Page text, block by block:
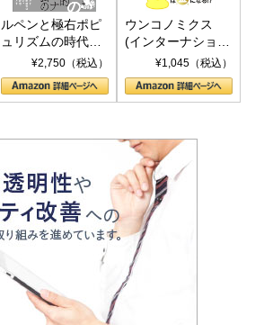
ルペンと極右ポピ
ュリズムの時代：
〈ヤヌス〉の二つ
の顔
¥2,750（税込）
ウンコノミクス
(インターナショナ
ル新書)¥1,045（税込）